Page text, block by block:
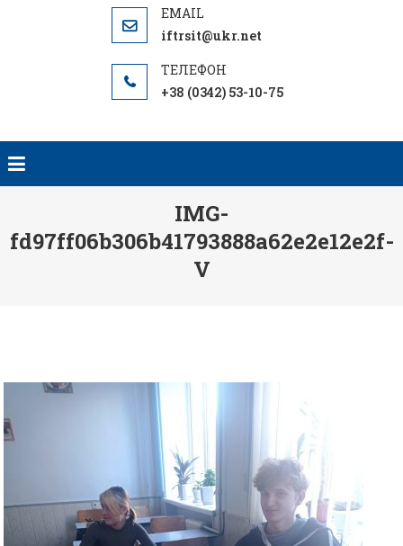
iftrsit@ukr.net
+38 (0342) 53-10-75
IMG-
fd97ff06b306b41793888a62e2e12e2f-
V